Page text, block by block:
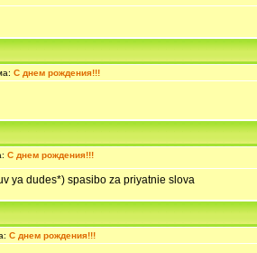
С днем рождения!!!
С днем рождения!!!
ya dudes*) spasibo za priyatnie slova
С днем рождения!!!